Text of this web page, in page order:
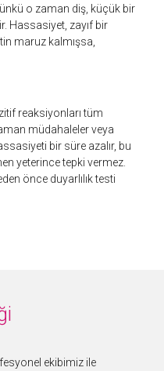
o zaman diş, küçük bir
Hassasiyet, zayıf bir
maruz kalmışsa,
reaksiyonları tüm
müdahaleler veya
bir süre azalır, bu
yeterince tepki vermez.
önce duyarlılık testi
ekibimiz ile